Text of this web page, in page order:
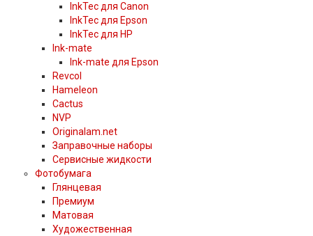
InkTec для Canon
InkTec для Epson
InkTec для HP
Ink-mate
Ink-mate для Epson
Revcol
Hameleon
Cactus
NVP
Originalam.net
Заправочные наборы
Сервисные жидкости
Фотобумага
Глянцевая
Премиум
Матовая
Художественная